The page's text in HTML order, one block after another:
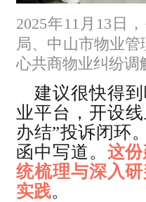
2025年11月13日
局、中山市物业
心共商物业纠纷调
建议很快得
业平台，开设
办结”投诉闭环
函中写道。 这
统梳理与深入
实践。